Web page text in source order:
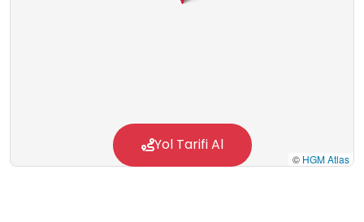
© HGM Atlas
Yol Tarifi Al